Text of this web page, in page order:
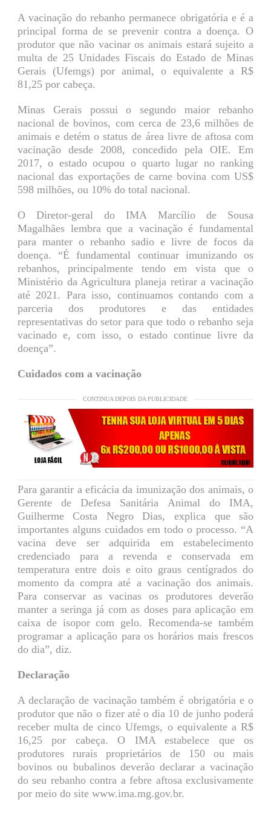
A vacinação do rebanho permanece obrigatória e é a
principal forma de se prevenir contra a doença. O
produtor que não vacinar os animais estará sujeito a
multa de 25 Unidades Fiscais do Estado de Minas
Gerais (Ufemgs) por animal, o equivalente a R$
81,25 por cabeça.
Minas Gerais possui o segundo maior rebanho
nacional de bovinos, com cerca de 23,6 milhões de
animais e detém o status de área livre de aftosa com
vacinação desde 2008, concedido pela OIE. Em
2017, o estado ocupou o quarto lugar no ranking
nacional das exportações de carne bovina com US$
598 milhões, ou 10% do total nacional.
O Diretor-geral do IMA Marcílio de Sousa
Magalhães lembra que a vacinação é fundamental
para manter o rebanho sadio e livre de focos da
doença. “É fundamental continuar imunizando os
rebanhos, principalmente tendo em vista que o
Ministério da Agricultura planeja retirar a vacinação
até 2021. Para isso, continuamos contando com a
parceria dos produtores e das entidades
representativas do setor para que todo o rebanho seja
vacinado e, com isso, o estado continue livre da
doença”.
Cuidados com a vacinação
CONTINUA DEPOIS DA PUBLICIDADE
Para garantir a eficácia da imunização dos animais, o
Gerente de Defesa Sanitária Animal do IMA,
Guilherme Costa Negro Dias, explica que são
importantes alguns cuidados em todo o processo. “A
vacina deve ser adquirida em estabelecimento
credenciado para a revenda e conservada em
temperatura entre dois e oito graus centígrados do
momento da compra até a vacinação dos animais.
Para conservar as vacinas os produtores deverão
manter a seringa já com as doses para aplicação em
caixa de isopor com gelo. Recomenda-se também
programar a aplicação para os horários mais frescos
do dia”, diz.
Declaração
A declaração de vacinação também é obrigatória e o
produtor que não o fizer até o dia 10 de junho poderá
receber multa de cinco Ufemgs, o equivalente a R$
16,25 por cabeça. O IMA estabelece que os
produtores rurais proprietários de 150 ou mais
bovinos ou bubalinos deverão declarar a vacinação
do seu rebanho contra a febre aftosa exclusivamente
por meio do site www.ima.mg.gov.br.